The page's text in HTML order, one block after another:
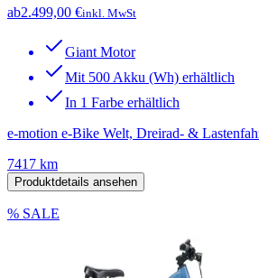
ab2.499,00 €inkl. MwSt
Giant Motor
Mit 500 Akku (Wh) erhältlich
In 1 Farbe erhältlich
e-motion e-Bike Welt, Dreirad- &
7417 km
Produktdetails ansehen
% SALE